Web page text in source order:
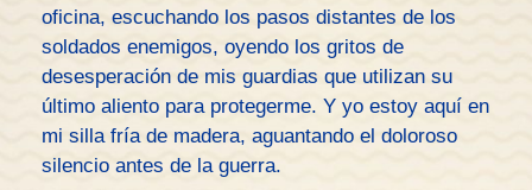
oficina, escuchando los pasos distantes de los
soldados enemigos, oyendo los gritos de
desesperación de mis guardias que utilizan su
último aliento para protegerme. Y yo estoy aquí en
mi silla fría de madera, aguantando el doloroso
silencio antes de la guerra.